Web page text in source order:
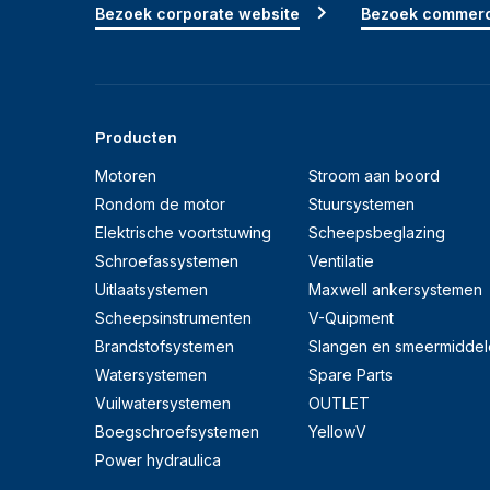
Producten
Motoren
Rondom de motor
Elektrische voortstuwing
Schroefassystemen
Uitlaatsystemen
Scheepsinstrumenten
Brandstofsystemen
Watersystemen
Vuilwatersystemen
Boegschroefsystemen
Power hydraulica
Stroom aan boord
Stuursystemen
Scheepsbeglazing
Ventilatie
Maxwell ankersystemen
V-Quipment
Slangen en
Spare Parts
OUTLET
YellowV
Bezoek corporate website Bezoek